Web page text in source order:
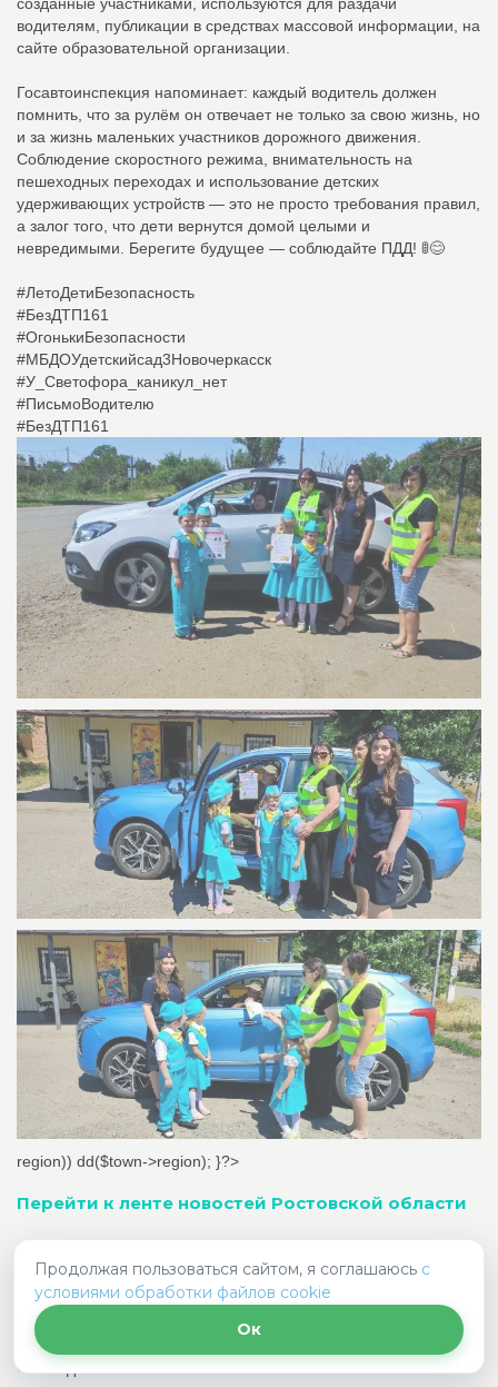
водителям, публикации в средствах массовой информации, на
сайте образовательной организации.
Госавтоинспекция напоминает: каждый водитель должен
помнить, что за рулём он отвечает не только за свою жизнь, но
и за жизнь маленьких участников дорожного движения.
Соблюдение скоростного режима, внимательность на
пешеходных переходах и использование детских
удерживающих устройств — это не просто требования правил,
а залог того, что дети вернутся домой целыми и
невредимыми. Берегите будущее — соблюдайте ПДД! 🚦😊
#ЛетоДетиБезопасность
#БезДТП161
#ОгонькиБезопасности
#МБДОУдетскийсад3Новочеркасск
#У_Светофора_каникул_нет
#ПисьмоВодителю
#БезДТП161
region)) dd($town->region); }?>
Перейти к ленте новостей Ростовской области
Подборка ДТП за
Продолжая пользоваться сайтом, я соглашаюсь с
условиями обработки файлов cookie
Ок